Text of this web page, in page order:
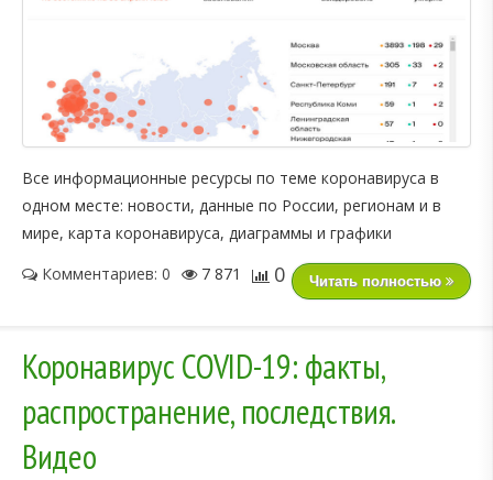
Все информационные ресурсы по теме коронавируса в
одном месте: новости, данные по России, регионам и в
мире, карта коронавируса, диаграммы и графики
Читать полностью
Комментариев: 0 7 871 0
Коронавирус COVID-19: факты,
распространение, последствия.
Видео